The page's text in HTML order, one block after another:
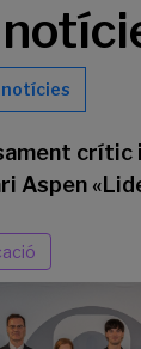
crític
Aspen